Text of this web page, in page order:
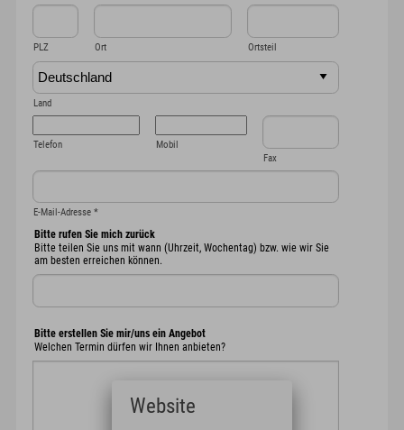
PLZ Ort Ortsteil
Land
Telefon
Mobil
Fax
E-Mail-Adresse *
Bitte rufen Sie mich zurück
Bitte teilen Sie uns mit wann (Uhrzeit, Wochentag) bzw. wie wir Sie
am besten erreichen können.
Bitte erstellen Sie mir/uns ein Angebot
Welchen Termin dürfen wir Ihnen anbieten?
Website